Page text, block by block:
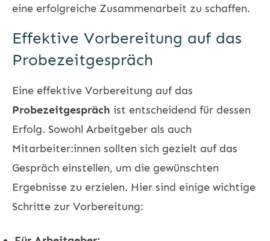
eine erfolgreiche Zusammenarbeit zu schaffen.
Effektive Vorbereitung auf das
Probezeitgespräch
Eine effektive Vorbereitung auf das
Probezeitgespräch ist entscheidend für dessen
Erfolg. Sowohl Arbeitgeber als auch
Mitarbeiter:innen sollten sich gezielt auf das
Gespräch einstellen, um die gewünschten
Ergebnisse zu erzielen. Hier sind einige wichtige
Schritte zur Vorbereitung: